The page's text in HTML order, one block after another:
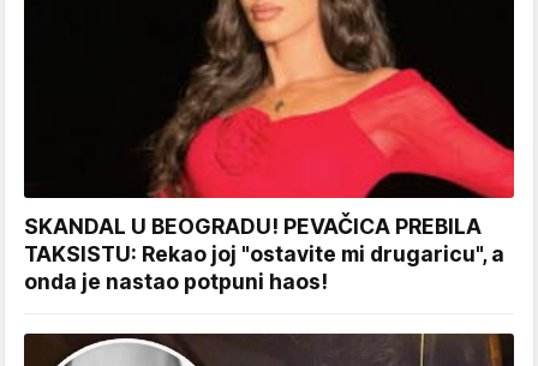
SKANDAL U BEOGRADU! PEVAČICA PREBILA
TAKSISTU: Rekao joj "ostavite mi drugaricu", a
onda je nastao potpuni haos!